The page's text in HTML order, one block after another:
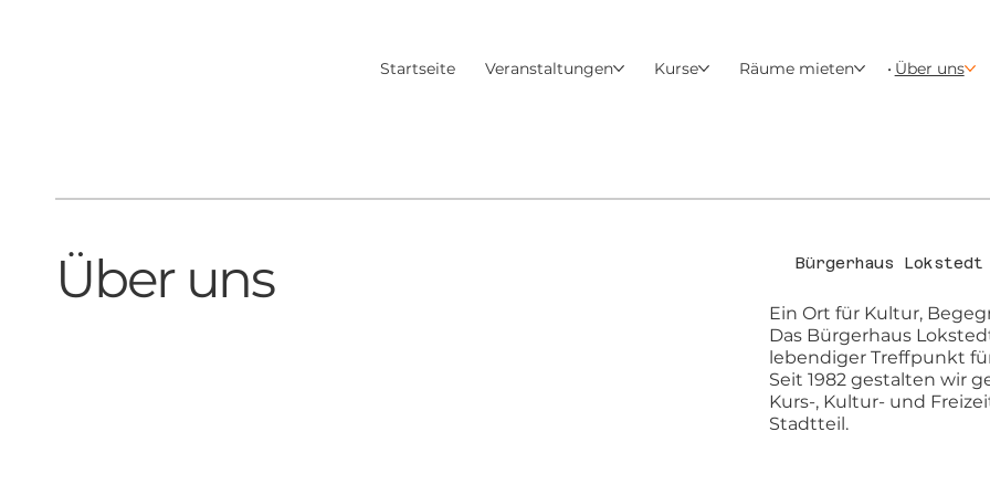
Startseite Veranstaltungen Kurse Räume mieten Über uns
Über uns Bürgerhaus Lokstedt
Ein Ort für Kultur,
Das Bürgerhaus
lebendiger Treffpunkt
Seit 1982 gestalten wir
Kurs-, Kultur- und
Stadtteil.